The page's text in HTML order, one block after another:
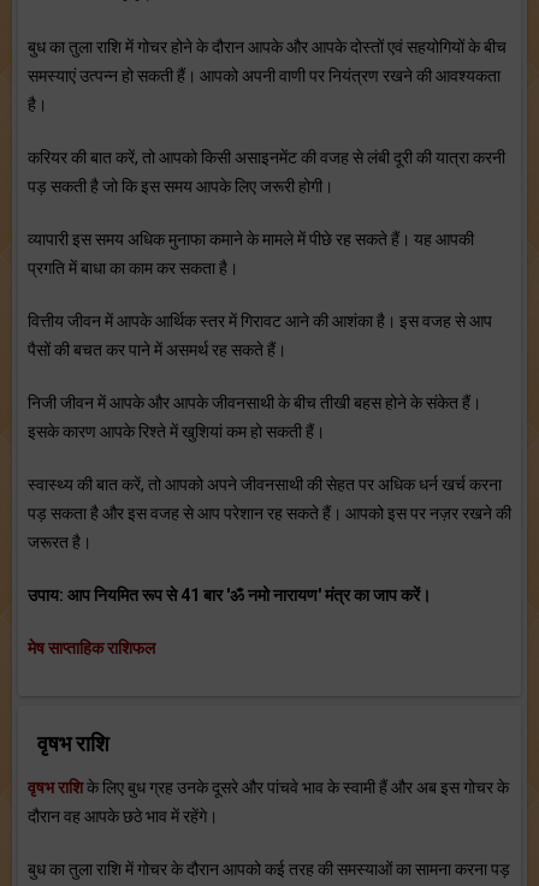
बुध का तुला राशि में गोचर होने के दौरान आपके और आपके दोस्‍तों एवं सहयोगियों के बीच
समस्‍याएं उत्‍पन्‍न हो सकती हैं। आपको अपनी वाणी पर नियंत्रण रखने की आवश्‍यकता
है।
करियर की बात करें, तो आपको किसी असाइनमेंट की वजह से लंबी दूरी की यात्रा करनी
पड़ सकती है जो कि इस समय आपके लिए जरूरी होगी।
व्‍यापारी इस समय अधिक मुनाफा कमाने के मामले में पीछे रह सकते हैं। यह आपकी
प्रगति में बाधा का काम कर सकता है।
वित्तीय जीवन में आपके आर्थिक स्‍तर में गिरावट आने की आशंका है। इस वजह से आप
पैसों की बचत कर पाने में असमर्थ रह सकते हैं।
निजी जीवन में आपके और आपके जीवनसाथी के बीच तीखी बहस होने के संकेत हैं।
इसके कारण आपके रिश्‍ते में खुशियां कम हो सकती हैं।
स्‍वास्‍थ्‍य की बात करें, तो आपको अपने जीवनसाथी की सेहत पर अधिक धर्न खर्च करना
पड़ सकता है और इस वजह से आप परेशान रह सकते हैं। आपको इस पर नज़र रखने की
जरूरत है।
उपाय: आप नियमित रूप से 41 बार 'ॐ नमो नारायण' मंत्र का जाप करें।
मेष साप्ताहिक राशिफल
वृषभ राशि
वृषभ राशिके लिए बुध ग्रह उनके दूसरे और पांचवे भाव के स्‍वामी हैं और अब इस गोचर के
दौरान वह आपके छठे भाव में रहेंगे।
बुध का तुला राशि में गोचर के दौरान आपको कई तरह की समस्‍याओं का सामना करना पड़